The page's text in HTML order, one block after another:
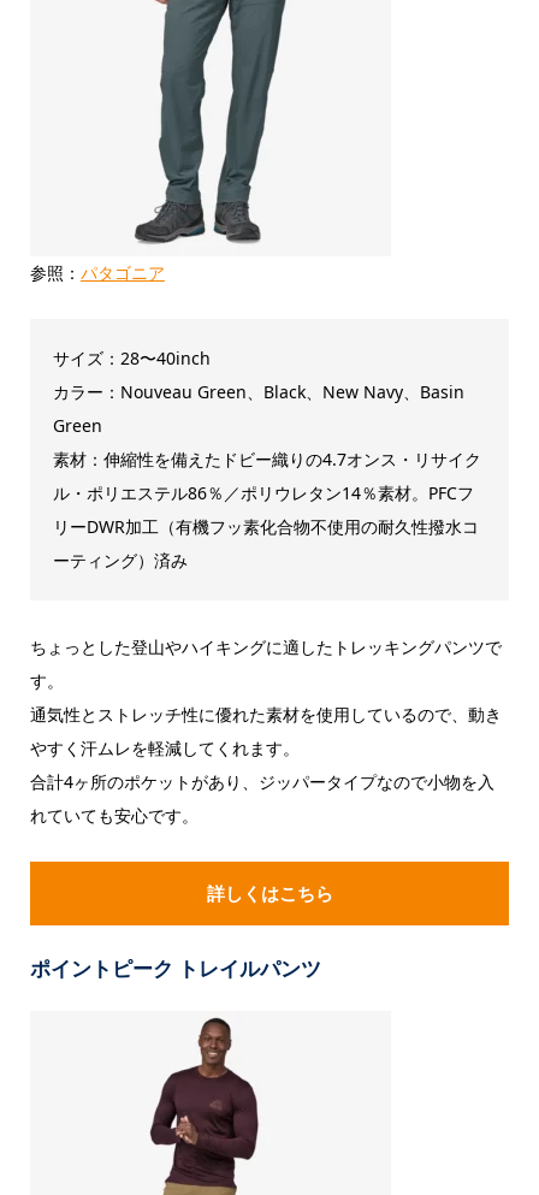
参照： パタゴニア
サイズ：28〜40inch
カラー：Nouveau Green、Black、New Navy、Basin
Green
素材：伸縮性を備えたドビー織りの4.7オンス・リサイク
ル・ポリエステル86％／ポリウレタン14％素材。PFCフ
リーDWR加工（有機フッ素化合物不使用の耐久性撥水コ
ーティング）済み
ちょっとした登山やハイキングに適したトレッキングパンツで
す。
通気性とストレッチ性に優れた素材を使用しているので、動き
やすく汗ムレを軽減してくれます。
合計4ヶ所のポケットがあり、ジッパータイプなので小物を入
れていても安心です。
詳しくはこちら
ポイントピーク トレイルパンツ